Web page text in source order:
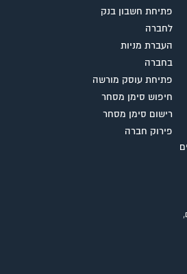
פתיחת חשבון בנק
לחברה
העברת מניות
בחברה
פתיחת עוסק מורשה
חיפוש סימן מסחר
רישום סימן מסחר
פירוק חברה